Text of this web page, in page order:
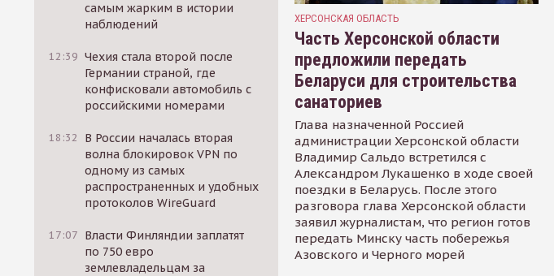
самым жарким в истории
наблюдений
12:39 Чехия стала второй после
Германии страной, где
конфисковали автомобиль с
российскими номерами
18:32
В России началась вторая
волна блокировок VPN по
одному из самых
распространенных и удобных
протоколов WireGuard
17:07 Власти Финляндии заплатят
по 750 евро
землевладельцам за
ХЕРСОНСКАЯ ОБЛАСТЬ
Часть Херсонской области
предложили передать
Беларуси для строительства
санаториев
Глава назначенной Россией
администрации Херсонской области
Владимир Сальдо встретился с
Александром Лукашенко в ходе своей
поездки в Беларусь. После этого
разговора глава Херсонской области
заявил журналистам, что регион готов
передать Минску часть побережья
Азовского и Черного морей